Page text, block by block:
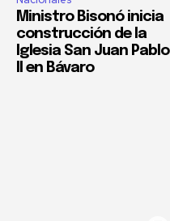
Ministro Bisonó inicia
construcción de la
Iglesia San Juan Pablo
II en Bávaro